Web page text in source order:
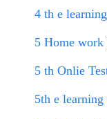
4 th e
5 Home work
5 th Onlie
5th e